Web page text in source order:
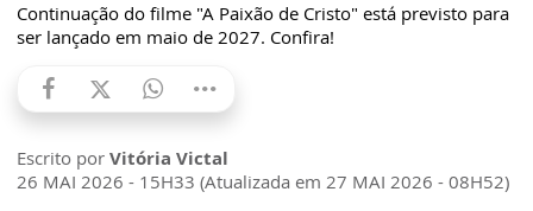
Continuação do filme "A Paixão de Cristo" está previsto para
ser lançado em maio de 2027. Confira!
Escrito por Vitória Victal
26 MAI 2026 - 15H33 (Atualizada em 27 MAI 2026 - 08H52)